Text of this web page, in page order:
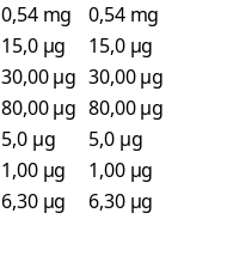
0,54 mg
0,54 mg
15,0 µg
15,0 µg
30,00 µg 30,00 µg
80,00 µg 80,00 µg
5,0 µg
5,0 µg
1,00 µg
1,00 µg
6,30 µg
6,30 µg